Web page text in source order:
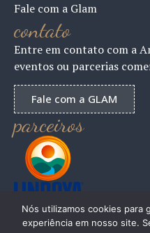
Fale com a Glam
contato
Entre em contato com a
eventos ou parcerias
Fale com a GLAM
parceiros
Nós utilizamos cookies para
experiência em nosso site.